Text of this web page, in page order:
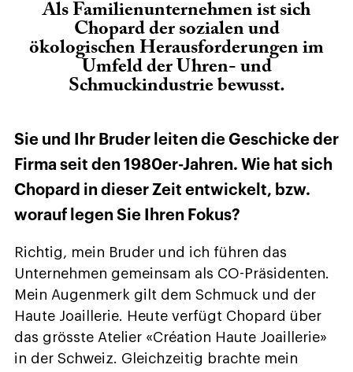
Als Familienunternehmen ist sich
Chopard der sozialen und
ökologischen Herausforderungen im
Umfeld der Uhren- und
Schmuckindustrie bewusst.
Sie und Ihr Bruder leiten die Geschicke der
Firma seit den 1980er-Jahren. Wie hat sich
Chopard in dieser Zeit entwickelt, bzw.
worauf legen Sie Ihren Fokus?
Richtig, mein Bruder und ich führen das
Unternehmen gemeinsam als CO-Präsidenten.
Mein Augenmerk gilt dem Schmuck und der
Haute Joaillerie. Heute verfügt Chopard über
das grösste Atelier «Création Haute Joaillerie»
in der Schweiz. Gleichzeitig brachte mein